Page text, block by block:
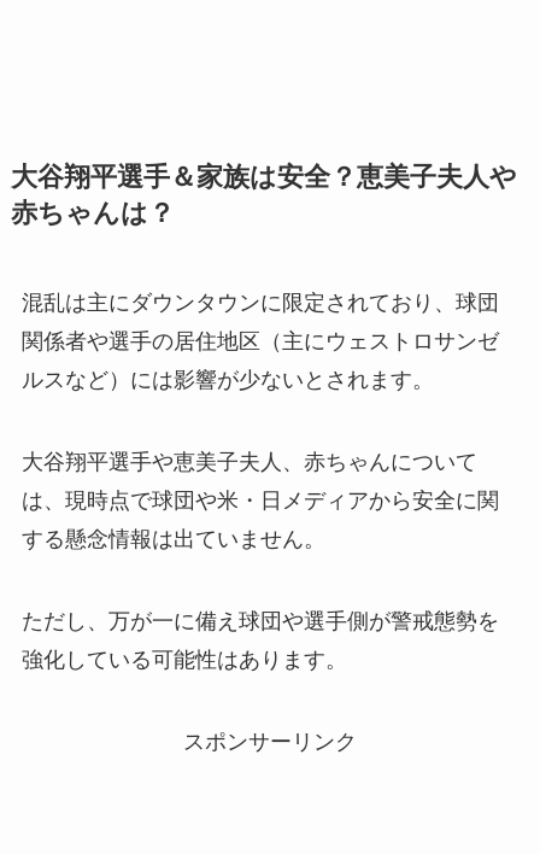
大谷翔平選手＆家族は安全？恵美子夫人や
赤ちゃんは？
混乱は主にダウンタウンに限定されており、球団
関係者や選手の居住地区（主にウェストロサンゼ
ルスなど）には影響が少ないとされます。
大谷翔平選手や恵美子夫人、赤ちゃんについて
は、現時点で球団や米・日メディアから安全に関
する懸念情報は出ていません。
ただし、万が一に備え球団や選手側が警戒態勢を
強化している可能性はあります。
スポンサーリンク